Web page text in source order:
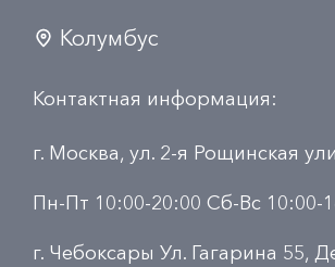
Колумбус
Контактная информация:
г. Москва, ул. 2-я Рощинская
Пн-Пт 10:00-20:00 Сб-Вс 10:00-
г. Чебоксары Ул. Гагарина 55,